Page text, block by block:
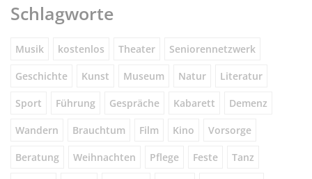
Schlagworte
Musik kostenlos Theater Seniorennetzwerk
Geschichte Kunst Museum Natur Literatur
Sport Führung Gespräche Kabarett Demenz
Wandern Brauchtum Film Kino Vorsorge
Beratung Weihnachten Pflege Feste Tanz